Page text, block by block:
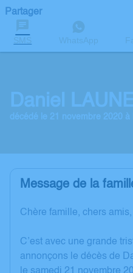
Partager
SMS WhatsApp
Daniel
décédé le 21 novembre 2020 à
Message de la
Chère famille, chers amis,
C’est avec une grande
annonçons le décès de